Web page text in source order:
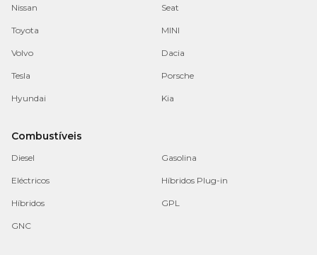
Nissan Seat
Toyota MINI
Volvo Dacia
Tesla Porsche
Hyundai Kia
Combustíveis
Diesel Gasolina
Eléctricos Híbridos Plug-in
Híbridos GPL
GNC